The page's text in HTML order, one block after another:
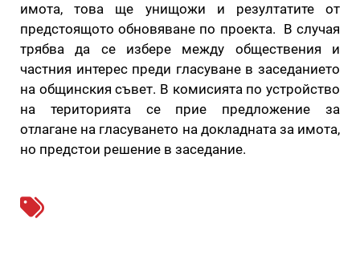
имота, това ще унищожи и резултатите от
предстоящото обновяване по проекта. В случая
трябва да се избере между обществения и
частния интерес преди гласуване в заседанието
на общинския съвет. В комисията по устройство
на територията се прие предложение за
отлагане на гласуването на докладната за имота,
но предстои решение в заседание.